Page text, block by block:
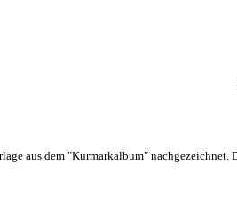
aus dem "Kurmarkalbum"